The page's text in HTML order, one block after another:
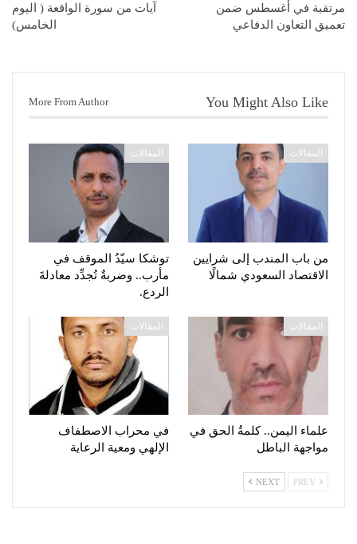
مرتقبة في أغسطس ضمن
تعميق التعاون الدفاعي
آيات من سورة الواقعة ( اليوم
الخامس)
You Might Also Like
More From Author
المقالات
من باب المندب إلى شرايين
الاقتصاد السعودي شمالًا
المقالات
توشكا سيّدُ الموقف في
مأرب.. وضربةٌ تُجدِّد معادلةَ
الردع.
المقالات
علماء اليمن.. كلمةُ الحق في
مواجهة الباطل
المقالات
في محراب الاصطفاف
الإلهي ومعية الرعاية
NEXT